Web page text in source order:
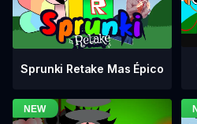
Sprunki Retake Mas Épico